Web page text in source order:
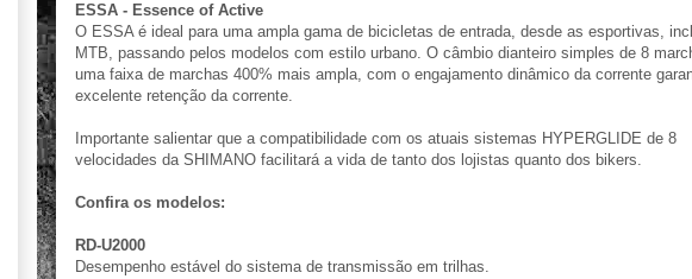
ESSA - Essence of Active
O ESSA é ideal para uma ampla gama de bicicletas de entrada, desde as esportivas,
MTB, passando pelos modelos com estilo urbano. O câmbio dianteiro simples de 8
uma faixa de marchas 400% mais ampla, com o engajamento dinâmico da corrente
excelente retenção da corrente.
Importante salientar que a compatibilidade com os atuais sistemas HYPERGLIDE de 8
velocidades da SHIMANO facilitará a vida de tanto dos lojistas quanto dos bikers.
Confira os modelos:
RD-U2000
Desempenho estável do sistema de transmissão em trilhas.